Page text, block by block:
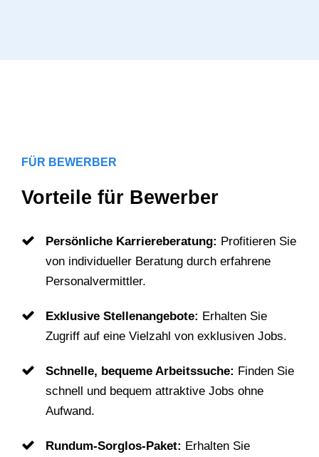
FÜR BEWERBER
Vorteile für Bewerber
Persönliche Karriereberatung: Profitieren Sie
von individueller Beratung durch erfahrene
Personalvermittler.
Exklusive Stellenangebote: Erhalten Sie
Zugriff auf eine Vielzahl von exklusiven Jobs.
Schnelle, bequeme Arbeitssuche: Finden Sie
schnell und bequem attraktive Jobs ohne
Aufwand.
Rundum-Sorglos-Paket: Erhalten Sie